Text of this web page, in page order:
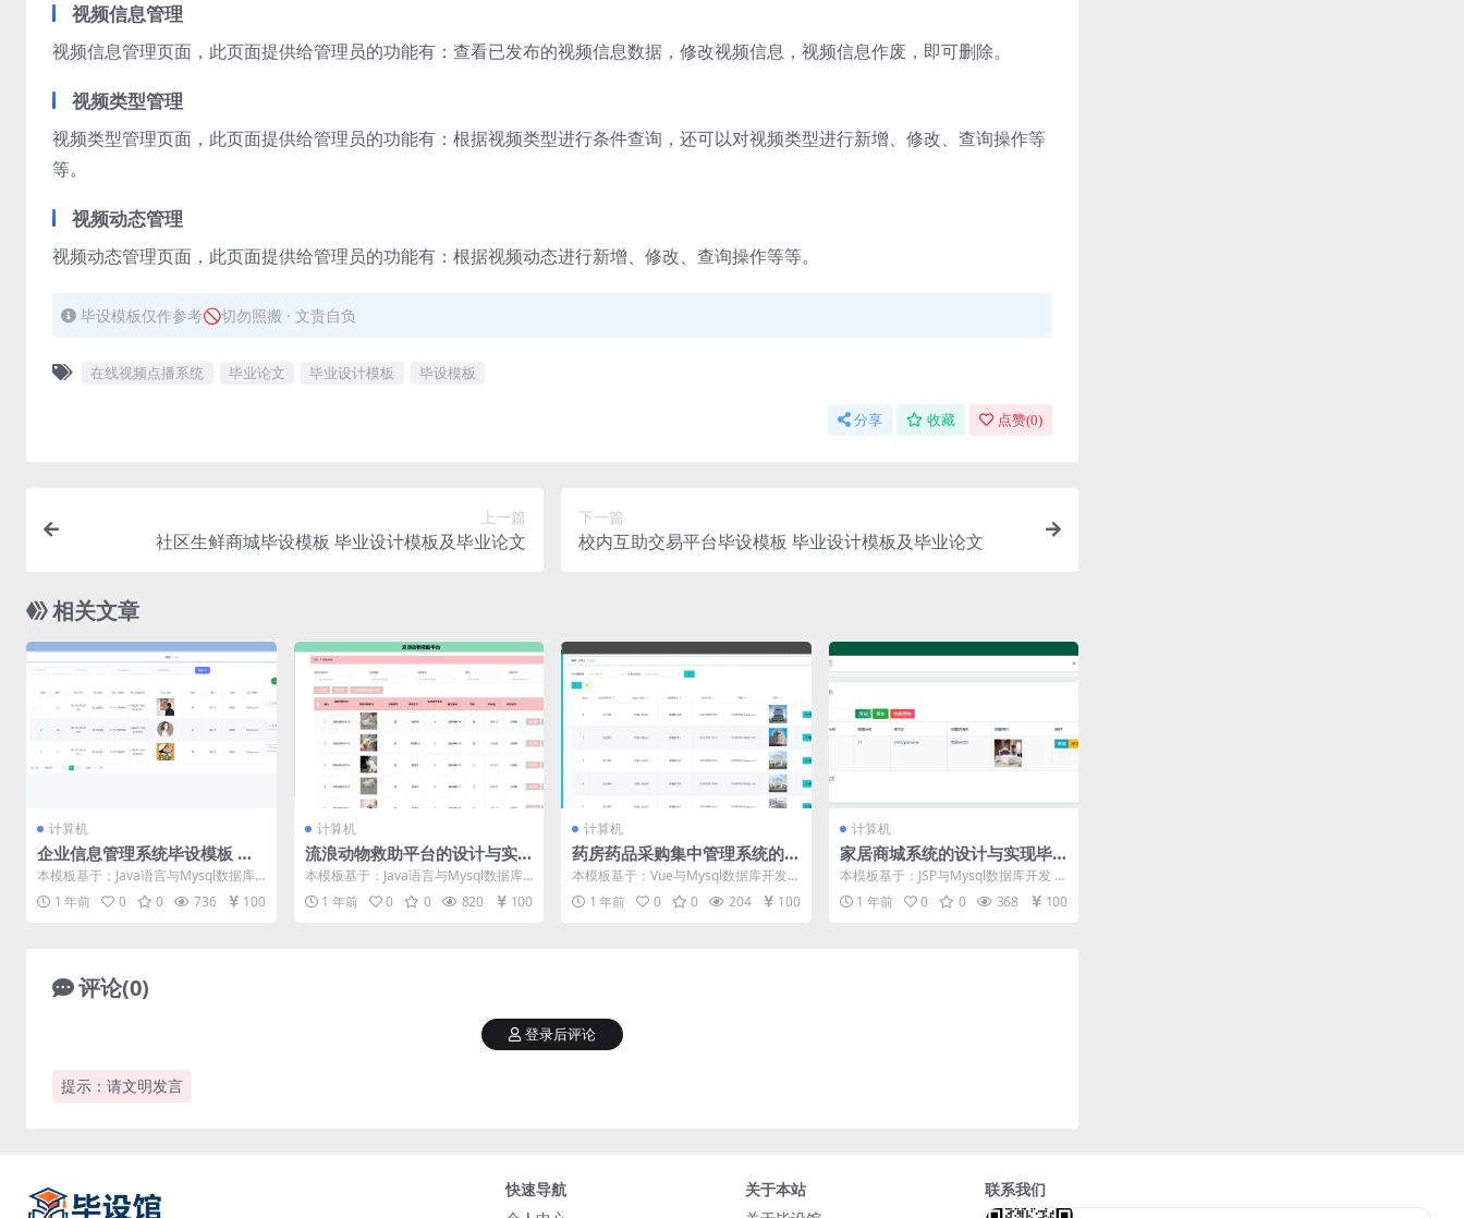
视频信息管理
视频信息管理页面，此页面提供给管理员的功能有：查看已发布的视频信息数据，修改视频信息，视频信息作废，即可删除。
视频类型管理
视频类型管理页面，此页面提供给管理员的功能有：根据视频类型进行条件查询，还可以对视频类型进行新增、修改、查询操作等
等。
视频动态管理
视频动态管理页面，此页面提供给管理员的功能有：根据视频动态进行新增、修改、查询操作等等。
毕设模板仅作参考🚫切勿照搬 · 文责自负
在线视频点播系统 毕业论文 毕业设计模板 毕设模板
分享 收藏 点赞(0)
上一篇
社区生鲜商城毕设模板 毕业设计模板及毕业论文
下一篇
校内互助交易平台毕设模板 毕业设计模板及毕业论文
相关文章
计算机
企业信息管理系统毕设模板 毕
业设计模板及毕业论文
本模板基于：Java语言与Mysql数据库
开发 系统功能实现 管理员功能模块的
实...1 年前 0 0 736 100
计算机
流浪动物救助平台的设计与实
现毕设模板 毕业设计模板及毕
业论文
本模板基于：Java语言与Mysql数据库
开发 系统功能实现 系统实现部分就是
将...1 年前 0 0 820 100
计算机
药房药品采购集中管理系统的
设计与实现毕设模板 毕业设计
模板及毕业论文
本模板基于：Vue与Mysql数据库开发
系统功能实现 进入到这个环节，也就可
以...1 年前 0 0 204 100
计算机
家居商城系统的设计与实现毕
设模板 毕业设计模板及毕业论
文
本模板基于：JSP与Mysql数据库开发 系
统功能实现 用户功能模块 用户点击进...
1 年前 0 0 368 100
评论(0)
提示：请文明发言
登录后评论
快速导航
关于本站
联系我们